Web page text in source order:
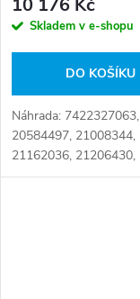
10 176 Kč
Skladem v e-shopu
DO KOŠÍKU
Náhrada: 7422327063,
20584497, 21008344,
21162036, 21206430,
21710522, 21965253,